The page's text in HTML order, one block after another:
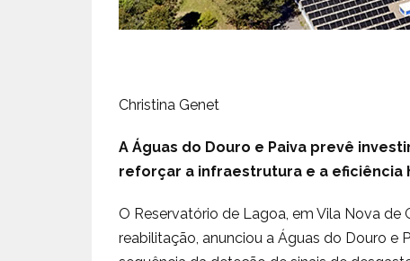
Christina Genet
A Águas do Douro e Paiva prevê
reforçar a infraestrutura e a eficiência
O Reservatório de Lagoa, em Vila Nova de
reabilitação, anunciou a Águas do Douro e